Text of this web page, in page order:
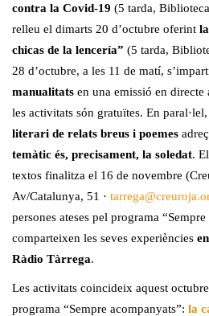
contra la Covid-19 (5 tarda,
relleu el dimarts 20 d’octubre oferint
chicas de la lencería” (5 tarda,
28 d’octubre, a les 11 de matí,
manualitats en una emissió en directe
les activitats són gratuïtes. En
literari de relats breus i poemes
temàtic és, precisament, la soledat.
textos finalitza el 16 de novembre
Av/Catalunya, 51 ·
persones ateses pel programa
comparteixen les seves experiències
Ràdio Tàrrega.
Les activitats coincideix aquest
programa “Sempre acompanyats”: la